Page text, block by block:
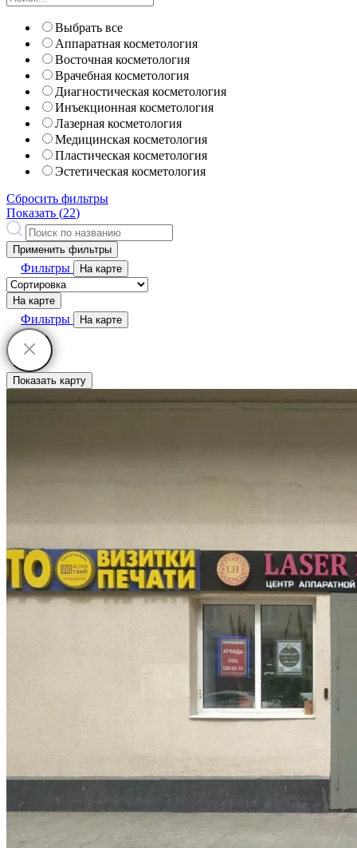
Выбрать все
Аппаратная косметология
Восточная косметология
Врачебная косметология
Диагностическая косметология
Инъекционная косметология
Лазерная косметология
Медицинская косметология
Пластическая косметология
Эстетическая косметология
Сбросить фильтры
Показать (22)
Применить фильтры
Фильтры На карте
На карте
Фильтры На карте
Показать карту